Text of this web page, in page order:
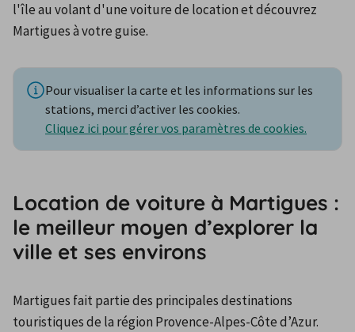
l'île au volant d'une voiture de location et découvrez
Martigues à votre guise.
Pour visualiser la carte et les informations sur les
stations, merci d’activer les cookies.
Cliquez ici pour gérer vos paramètres de cookies.
Location de voiture à Martigues :
le meilleur moyen d’explorer la
ville et ses environs
Martigues fait partie des principales destinations
touristiques de la région Provence-Alpes-Côte d’Azur.